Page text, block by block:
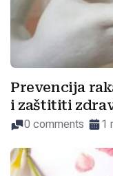
Prevencija
i zaštititi
0 comments 1